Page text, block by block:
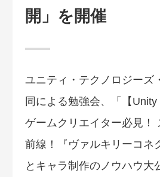
開」を開催
ユニティ・テクノロジーズ
同による勉強会、「【Unity
ゲームクリエイター必見！
前線！『ヴァルキリーコネ
とキャラ制作のノウハウ大